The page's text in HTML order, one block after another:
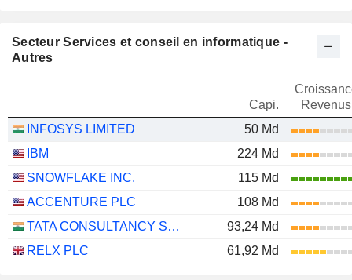
Secteur Services et conseil en informatique -
Autres
Capi.
Revenus
INFOSYS LIMITED
50 Md
IBM
224 Md
SNOWFLAKE INC.
115 Md
ACCENTURE PLC
108 Md
TATA CONSULTANCY SERVICES LTD.
93,24 Md
RELX PLC
61,92 Md